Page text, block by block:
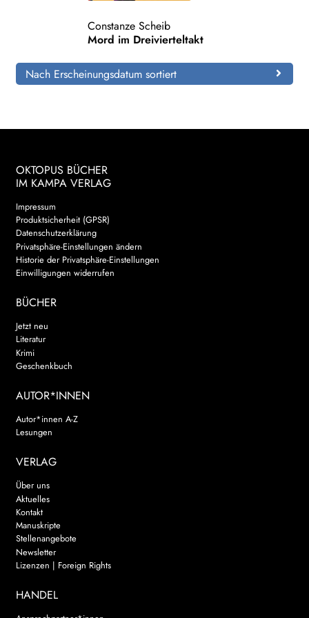
Search:
Constanze Scheib
Mord im Dreivierteltakt
Nach Erscheinungsdatum sortiert
OKTOPUS BÜCHER
IM KAMPA VERLAG
Impressum
Produktsicherheit (GPSR)
Datenschutzerklärung
Privatsphäre-Einstellungen ändern
Historie der Privatsphäre-Einstellungen
Einwilligungen widerrufen
BÜCHER
Jetzt neu
Literatur
Krimi
Geschenkbuch
AUTOR*INNEN
Autor*innen A-Z
Lesungen
VERLAG
Über uns
Aktuelles
Kontakt
Manuskripte
Stellenangebote
Newsletter
Lizenzen | Foreign Rights
HANDEL